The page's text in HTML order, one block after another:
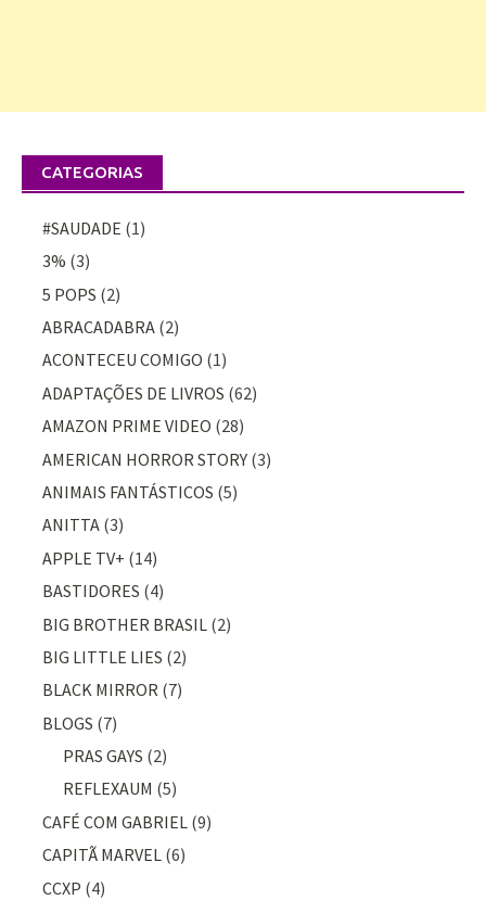
CATEGORIAS
#SAUDADE (1)
3% (3)
5 POPS (2)
ABRACADABRA (2)
ACONTECEU COMIGO (1)
ADAPTAÇÕES DE LIVROS (62)
AMAZON PRIME VIDEO (28)
AMERICAN HORROR STORY (3)
ANIMAIS FANTÁSTICOS (5)
ANITTA (3)
APPLE TV+ (14)
BASTIDORES (4)
BIG BROTHER BRASIL (2)
BIG LITTLE LIES (2)
BLACK MIRROR (7)
BLOGS (7)
PRAS GAYS (2)
REFLEXAUM (5)
CAFÉ COM GABRIEL (9)
CAPITÃ MARVEL (6)
CCXP (4)